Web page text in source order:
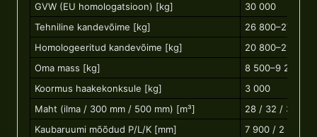
GVW (EU homologatsioon) [kg]
30 000
Tehniline kandevõime [kg]
26 800–27 500
Homologeeritud kandevõime [kg]
20 800–21 500
Oma mass [kg]
8 500–9 200
Koormus haakekonksule [kg]
3 000
Maht (ilma / 300 mm / 500 mm) [m³]
28 / 32 / 35
Kaubaruumi mõõdud P/L/K [mm]
7 900 / 2 300 /